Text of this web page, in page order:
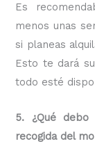
Es
menos unas
si planeas
Esto te dará
todo esté
5. ¿Qué
recogida del